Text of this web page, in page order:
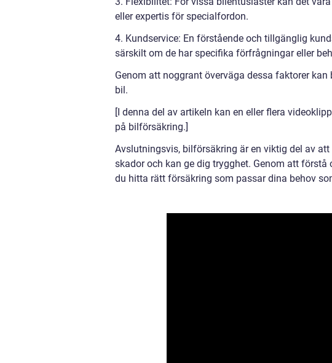
eller expertis för specialfordon.
4. Kundservice: En förstående och tillgänglig
särskilt om de har specifika förfrågningar eller
Genom att noggrant överväga dessa faktorer
bil.
[I denna del av artikeln kan en eller flera
på bilförsäkring.]
Avslutningsvis, bilförsäkring är en viktig del av
skador och kan ge dig trygghet. Genom att
du hitta rätt försäkring som passar dina behov